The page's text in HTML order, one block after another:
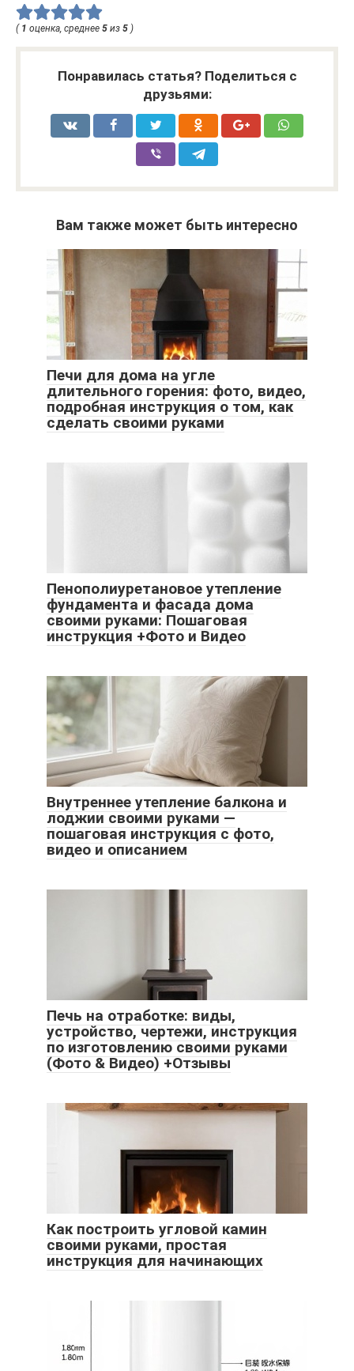
( 1 оценка, среднее 5 из 5 )
Понравилась статья? Поделиться с
друзьями:
Вам также может быть интересно
Печи для дома на угле
длительного горения: фото, видео,
подробная инструкция о том, как
сделать своими руками
Пенополиуретановое утепление
фундамента и фасада дома
своими руками: Пошаговая
инструкция +Фото и Видео
Внутреннее утепление балкона и
лоджии своими руками —
пошаговая инструкция с фото,
видео и описанием
Печь на отработке: виды,
устройство, чертежи, инструкция
по изготовлению своими руками
(Фото & Видео) +Отзывы
Как построить угловой камин
своими руками, простая
инструкция для начинающих